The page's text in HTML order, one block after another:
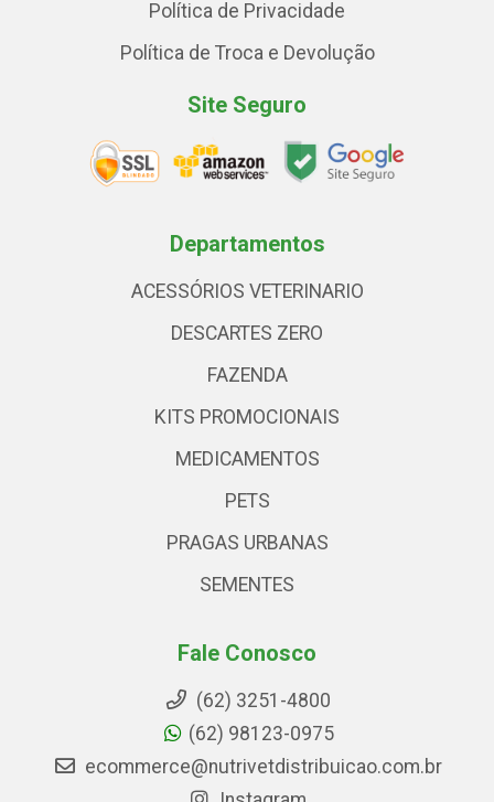
Política de Privacidade
Política de Troca e Devolução
Site Seguro
Departamentos
ACESSÓRIOS VETERINARIO
DESCARTES ZERO
FAZENDA
KITS PROMOCIONAIS
MEDICAMENTOS
PETS
PRAGAS URBANAS
SEMENTES
Fale Conosco
(62) 3251-4800
(62) 98123-0975
ecommerce@nutrivetdistribuicao.com.br